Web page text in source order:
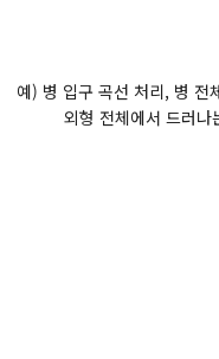
예) 병 입구 곡선 처리, 병 전
외형 전체에서 드러나